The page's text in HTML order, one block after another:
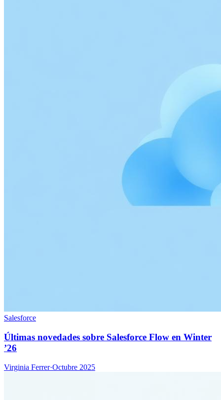
Salesforce
Últimas novedades sobre Salesforce Flow en Winter
’26
Virginia Ferrer·Octubre 2025